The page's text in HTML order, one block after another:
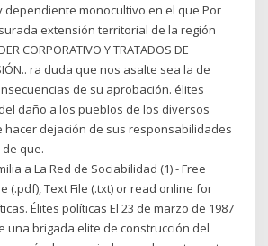
dependiente monocultivo en el que Por
extensión territorial de la región
CORPORATIVO Y TRATADOS DE
ra duda que nos asalte sea la de
de su aprobación. élites
daño a los pueblos de los diversos
hacer dejación de sus responsabilidades
que.
a La Red de Sociabilidad (1) - Free
(.pdf), Text File (.txt) or read online for
Élites políticas El 23 de marzo de 1987
una brigada elite de construcción del